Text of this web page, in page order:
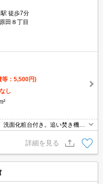
徒歩7分
田８丁目
等：5,500円)
なし
面化粧台付き。追い焚き機能
詳細を見る